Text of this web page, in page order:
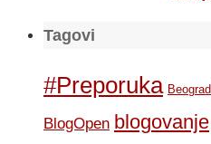
Tagovi
#Preporuka Beograd
BlogOpen blogovanje